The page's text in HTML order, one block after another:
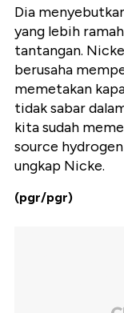
Dia
yang lebih
tantangan.
berusaha
memetakan
tidak sabar
kita sudah
source
ungkap Nicke.
(pgr/pgr)